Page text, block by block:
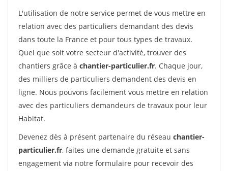
L'utilisation de notre service permet de vous mettre en
relation avec des particuliers demandant des devis
dans toute la France et pour tous types de travaux.
Quel que soit votre secteur d'activité, trouver des
chantiers grâce à chantier-particulier.fr. Chaque jour,
des milliers de particuliers demandent des devis en
ligne. Nous pouvons facilement vous mettre en relation
avec des particuliers demandeurs de travaux pour leur
Habitat.
Devenez dès à présent partenaire du réseau chantier-
particulier.fr, faites une demande gratuite et sans
engagement via notre formulaire pour recevoir des